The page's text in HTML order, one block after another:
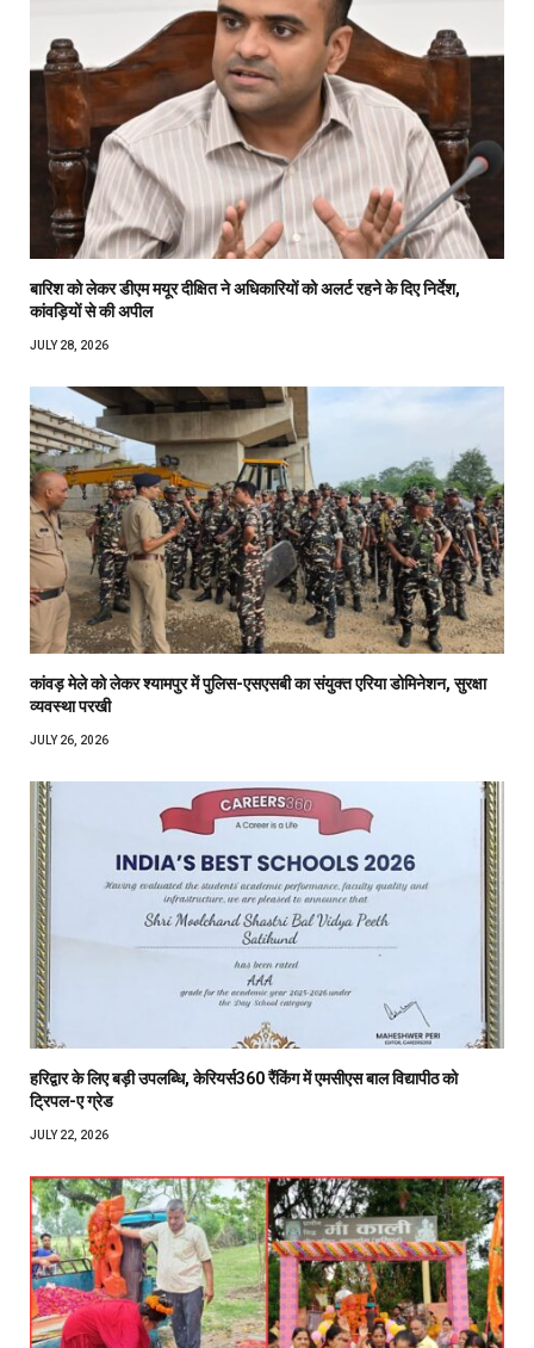
बारिश को लेकर डीएम मयूर दीक्षित ने अधिकारियों को अलर्ट रहने के दिए निर्देश,
कांवड़ियों से की अपील
JULY 28, 2026
कांवड़ मेले को लेकर श्यामपुर में पुलिस-एसएसबी का संयुक्त एरिया डोमिनेशन, सुरक्षा
व्यवस्था परखी
JULY 26, 2026
हरिद्वार के लिए बड़ी उपलब्धि, केरियर्स360 रैंकिंग में एमसीएस बाल विद्यापीठ को
ट्रिपल-ए ग्रेड
JULY 22, 2026